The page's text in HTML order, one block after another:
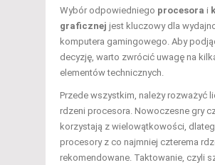
Wybór odpowiedniego procesora i
graficznej jest kluczowy dla
komputera gamingowego. Aby
decyzję, warto zwrócić uwagę na
elementów technicznych.
Przede wszystkim, należy rozważyć
rdzeni procesora. Nowoczesne gry
korzystają z wielowątkowości,
procesory z co najmniej czterema
rekomendowane. Taktowanie, czyli